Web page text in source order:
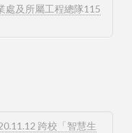
處及所屬工程總隊115
跨校「智慧生